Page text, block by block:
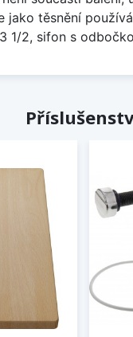
jako těsnění
1/2, sifon s